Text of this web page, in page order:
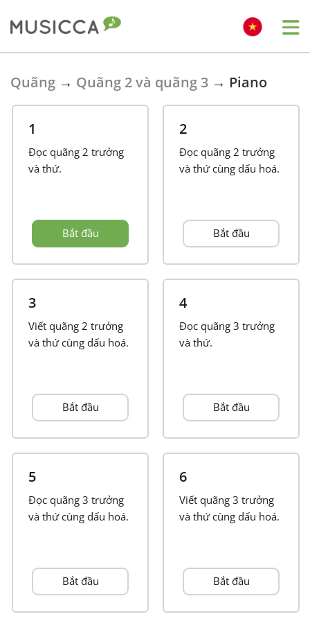
Dansk
English
Français
日本語
Quãng → Quãng 2 và quãng 3 → Piano
1
Đọc quãng 2 trưởng
và thứ.
Bắt đầu
2
Đọc quãng 2 trưởng
và thứ cùng dấu hoá.
Bắt đầu
3
Viết quãng 2 trưởng
và thứ cùng dấu hoá.
Bắt đầu
4
Đọc quãng 3 trưởng
và thứ.
Bắt đầu
5
Đọc quãng 3 trưởng
và thứ cùng dấu hoá.
Bắt đầu
6
Viết quãng 3 trưởng
và thứ cùng dấu hoá.
Bắt đầu